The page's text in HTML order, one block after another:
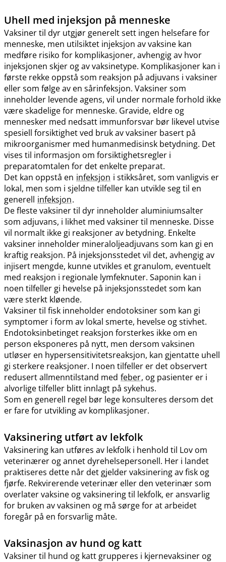
Uhell med injeksjon på menneske
Vaksiner til dyr utgjør generelt sett ingen helsefare for
menneske, men utilsiktet injeksjon av vaksine kan
medføre risiko for komplikasjoner, avhengig av hvor
injeksjonen skjer og av vaksinetype. Komplikasjoner kan i
første rekke oppstå som reaksjon på adjuvans i vaksiner
eller som følge av en sårinfeksjon. Vaksiner som
inneholder levende agens, vil under normale forhold ikke
være skadelige for menneske. Gravide, eldre og
mennesker med nedsatt immunforsvar bør likevel utvise
spesiell forsiktighet ved bruk av vaksiner basert på
mikroorganismer med humanmedisinsk betydning. Det
vises til informasjon om forsiktighetsregler i
preparatomtalen for det enkelte preparat.
Det kan oppstå en infeksjon i stikksåret, som vanligvis er
lokal, men som i sjeldne tilfeller kan utvikle seg til en
generell infeksjon.
De fleste vaksiner til dyr inneholder aluminiumsalter
som adjuvans, i likhet med vaksiner til menneske. Disse
vil normalt ikke gi reaksjoner av betydning. Enkelte
vaksiner inneholder mineraloljeadjuvans som kan gi en
kraftig reaksjon. På injeksjonsstedet vil det, avhengig av
injisert mengde, kunne utvikles et granulom, eventuelt
med reaksjon i regionale lymfeknuter. Saponin kan i
noen tilfeller gi hevelse på injeksjonsstedet som kan
være sterkt kløende.
Vaksiner til fisk inneholder endotoksiner som kan gi
symptomer i form av lokal smerte, hevelse og stivhet.
Endotoksinbetinget reaksjon forsterkes ikke om en
person eksponeres på nytt, men dersom vaksinen
utløser en hypersensitivitetsreaksjon, kan gjentatte uhell
gi sterkere reaksjoner. I noen tilfeller er det observert
redusert allmenntilstand med feber, og pasienter er i
alvorlige tilfeller blitt innlagt på sykehus.
Som en generell regel bør lege konsulteres dersom det
er fare for utvikling av komplikasjoner.
Vaksinering utført av lekfolk
Vaksinering kan utføres av lekfolk i henhold til Lov om
veterinærer og annet dyrehelsepersonell. Her i landet
praktiseres dette når det gjelder vaksinering av fisk og
fjørfe. Rekvirerende veterinær eller den veterinær som
overlater vaksine og vaksinering til lekfolk, er ansvarlig
for bruken av vaksinen og må sørge for at arbeidet
foregår på en forsvarlig måte.
Vaksinasjon av hund og katt
Vaksiner til hund og katt grupperes i kjernevaksiner og